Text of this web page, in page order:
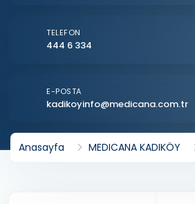
TELEFON
444 6 334
E-POSTA
kadikoyinfo@medicana.com.tr
Anasayfa MEDICANA KADIKÖY